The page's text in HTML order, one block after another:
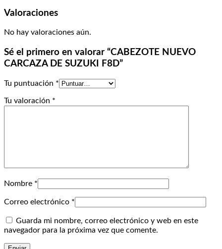
Valoraciones
No hay valoraciones aún.
Sé el primero en valorar “CABEZOTE NUEVO
CARCAZA DE SUZUKI F8D”
Tu puntuación *
Tu valoración *
Nombre *
Correo electrónico *
Guarda mi nombre, correo electrónico y web en este
navegador para la próxima vez que comente.